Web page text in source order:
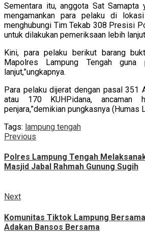
Sementara itu, anggota Sat Samapta
mengamankan para pelaku di
menghubungi Tim Tekab 308 Presisi
untuk dilakukan pemeriksaan lebih
Kini, para pelaku berikut barang
Mapolres Lampung Tengah guna
lanjut,”ungkapnya.
Para pelaku dijerat dengan pasal 351
atau 170 KUHPidana, ancaman
penjara,”demikian pungkasnya (Humas
Tags: lampung tengah
Continue
Reading
Previous
Polres Lampung Tengah
Masjid Jabal Rahmah Gunung Sugih
NextNext
Komunitas Tiktok Lampung
Adakan Bansos Bersama